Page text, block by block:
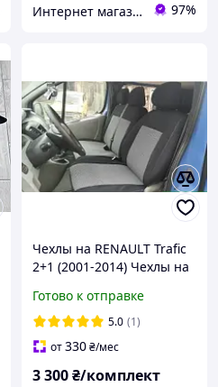
Интернет магазин Avtokovrik.in.ua 97%
Чехлы на RENAULT Trafic
2+1 (2001-2014) Чехлы на
Трафик Mot
Готово к отправке
5.0 (1)
от330₴/мес
3 300₴/комплект